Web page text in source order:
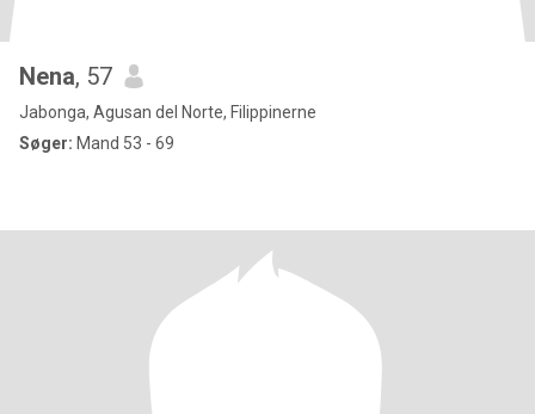
Nena, 57
Jabonga, Agusan del Norte, Filippinerne
Søger: Mand 53 - 69